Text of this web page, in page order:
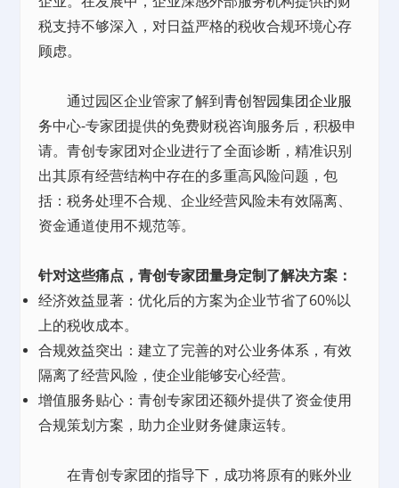
税支持不够深入，对日益严格的税收合规环境心存
顾虑。
通过园区企业管家了解到青创智园集团企业服
务中心-专家团提供的免费财税咨询服务后，积极申
请。青创专家团对企业进行了全面诊断，精准识别
出其原有经营结构中存在的多重高风险问题，包
括：税务处理不合规、企业经营风险未有效隔离、
资金通道使用不规范等。
针对这些痛点，青创专家团量身定制了解决方案：
经济效益显著：优化后的方案为企业节省了60%以
上的税收成本。
合规效益突出：建立了完善的对公业务体系，有效
隔离了经营风险，使企业能够安心经营。
增值服务贴心：青创专家团还额外提供了资金使用
合规策划方案，助力企业财务健康运转。
在青创专家团的指导下，成功将原有的账外业